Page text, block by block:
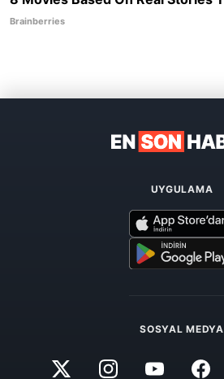
UYGULAMA
SOSYAL MEDYA